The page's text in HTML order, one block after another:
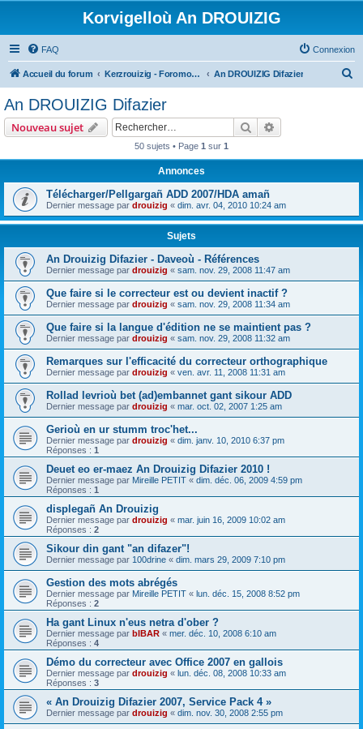
Korvigelloù An DROUIZIG
FAQ Connexion
Accueil du forum Kerzrouizig - Foromoù An Drouizig An DROUIZIG Difazier
e
r
An DROUIZIG Difazier
Nouveau sujet Rechercher
50 sujets • Page 1 sur 1
Annonces
Télécharger/Pellgargañ ADD 2007/HDA amañ
Dernier message par drouizig « dim. avr. 04, 2010 10:24 am
Sujets
An Drouizig Difazier - Daveoù - Références
Dernier message par drouizig « sam. nov. 29, 2008 11:47 am
Que faire si le correcteur est ou devient inactif ?
Dernier message par drouizig « sam. nov. 29, 2008 11:34 am
Que faire si la langue d'édition ne se maintient pas ?
Dernier message par drouizig « sam. nov. 29, 2008 11:32 am
Remarques sur l'efficacité du correcteur orthographique
Dernier message par drouizig « ven. avr. 11, 2008 11:31 am
Rollad levrioù bet (ad)embannet gant sikour ADD
Dernier message par drouizig « mar. oct. 02, 2007 1:25 am
Gerioù en ur stumm troc'het...
Dernier message par drouizig « dim. janv. 10, 2010 6:37 pm
Réponses : 1
Deuet eo er-maez An Drouizig Difazier 2010 !
Dernier message par Mireille PETIT « dim. déc. 06, 2009 4:59 pm
Réponses : 1
displegañ An Drouizig
Dernier message par drouizig « mar. juin 16, 2009 10:02 am
Réponses : 2
Sikour din gant "an difazer"!
Dernier message par 100drine « dim. mars 29, 2009 7:10 pm
Gestion des mots abrégés
Dernier message par Mireille PETIT « lun. déc. 15, 2008 8:52 pm
Réponses : 2
Ha gant Linux n'eus netra d'ober ?
Dernier message par bIBAR « mer. déc. 10, 2008 6:10 am
Réponses : 4
Démo du correcteur avec Office 2007 en gallois
Dernier message par drouizig « lun. déc. 08, 2008 10:33 am
Réponses : 3
« An Drouizig Difazier 2007, Service Pack 4 »
Dernier message par drouizig « dim. nov. 30, 2008 2:55 pm